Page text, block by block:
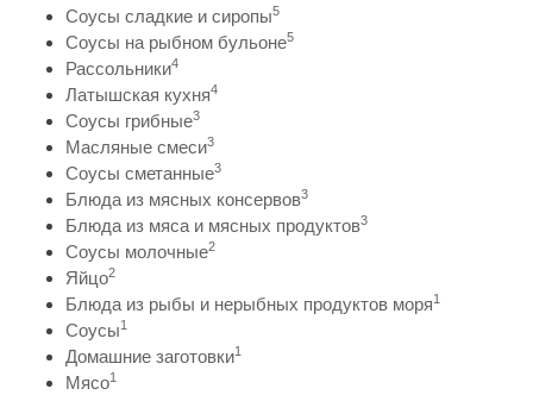
Соусы сладкие и сиропы5
Соусы на рыбном бульоне5
Рассольники4
Латышская кухня4
Соусы грибные3
Масляные смеси3
Соусы сметанные3
Блюда из мясных консервов3
Блюда из мяса и мясных продуктов3
Соусы молочные2
Яйцо2
Блюда из рыбы и нерыбных продуктов моря1
Соусы1
Домашние заготовки1
Мясо1